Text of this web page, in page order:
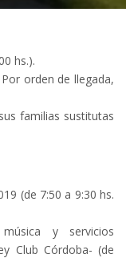
hs.).
orden de llegada,
familias sustitutas
(de 7:50 a 9:30 hs.
y servicios
Club Córdoba- (de